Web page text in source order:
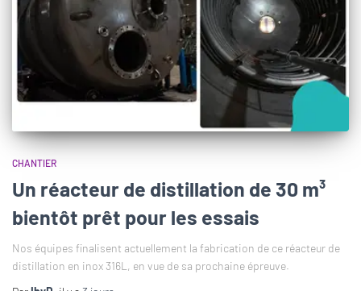
CHANTIER
Un réacteur de distillation de 30 m³
bientôt prêt pour les essais
Nos équipes finalisent actuellement la fabrication de ce réacteur de
distillation en inox 316L, en vue de sa prochaine épreuve.